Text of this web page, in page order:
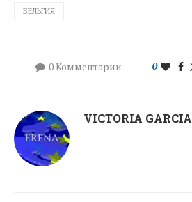
БЕЛЬГИЯ
0 Комментарии 0
VICTORIA GARCIA